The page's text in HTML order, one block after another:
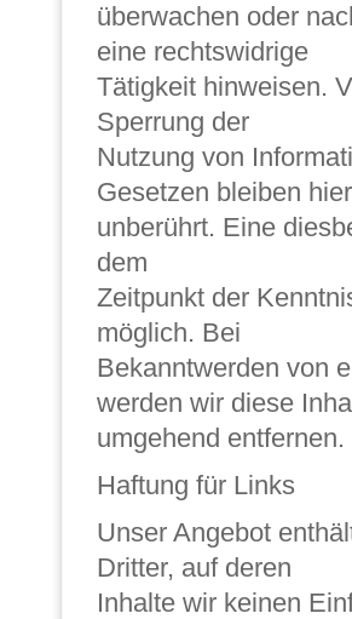
überwachen oder
eine rechtswidrige
Tätigkeit hinweisen.
Sperrung der
Nutzung von
Gesetzen bleiben
unberührt. Eine
dem
Zeitpunkt der
möglich. Bei
Bekanntwerden von
werden wir diese
umgehend entfernen.
Haftung für Links
Unser Angebot
Dritter, auf deren
Inhalte wir keinen